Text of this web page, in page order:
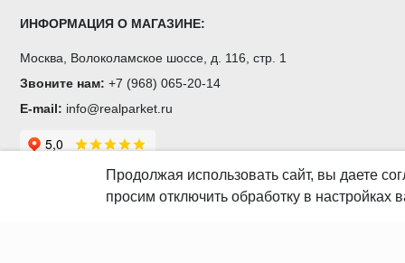
ИНФОРМАЦИЯ О МАГАЗИНЕ:
Москва, Волоколамское шоссе, д. 116, стр. 1
Звоните нам: +7 (968) 065-20-14
E-mail: info@realparket.ru
Продолжая использовать сайт, вы даете
просим отключить обработку в настройках